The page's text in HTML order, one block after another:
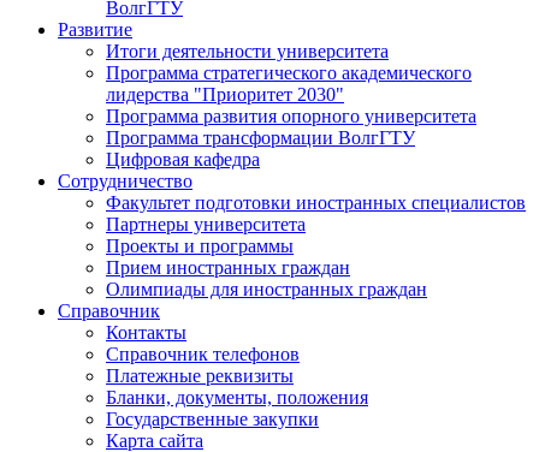
ВолгГТУ
Развитие
Итоги деятельности университета
Программа стратегического академического
лидерства "Приоритет 2030"
Программа развития опорного университета
Программа трансформации ВолгГТУ
Цифровая кафедра
Сотрудничество
Факультет подготовки иностранных специалистов
Партнеры университета
Проекты и программы
Прием иностранных граждан
Олимпиады для иностранных граждан
Справочник
Контакты
Справочник телефонов
Платежные реквизиты
Бланки, документы, положения
Государственные закупки
Карта сайта